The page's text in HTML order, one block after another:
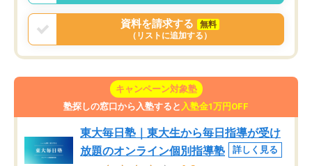
資料を請求する
無料
（リストに追加する）
キャンペーン対象塾
塾探しの窓口から入塾すると 入塾金1万円OFF
東大毎日塾｜東大生から毎日指導が受け
放題のオンライン個別指導塾
詳しく見る